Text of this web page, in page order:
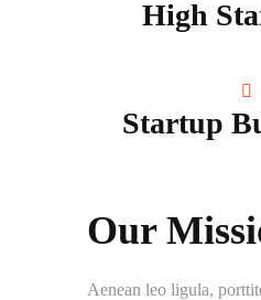
High
Startup
Our
Aenean leo ligula,